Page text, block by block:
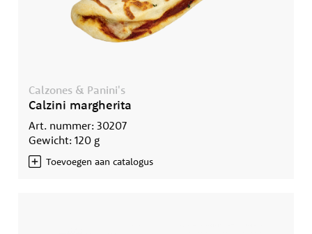
Calzones & Panini's
Calzini margherita
Art. nummer: 30207
Gewicht: 120 g
Toevoegen aan catalogus